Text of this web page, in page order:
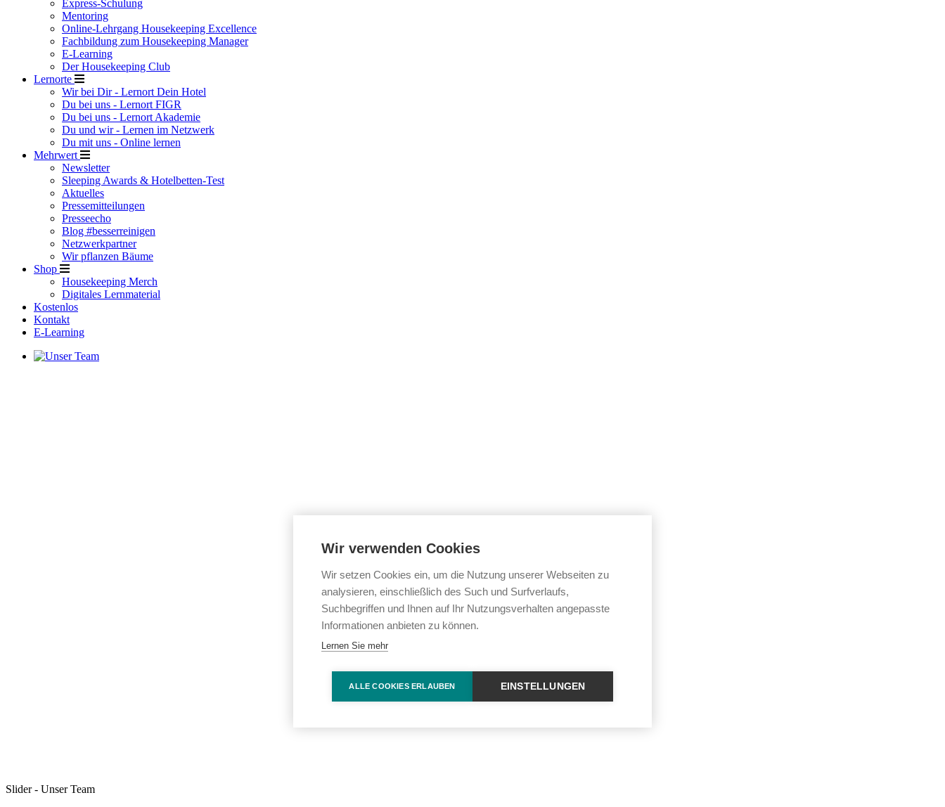
Express-Schulung
Mentoring
Online-Lehrgang Housekeeping Excellence
Fachbildung zum Housekeeping Manager
E-Learning
Der Housekeeping Club
Lernorte
Wir bei Dir - Lernort Dein Hotel
Du bei uns - Lernort FIGR
Du bei uns - Lernort Akademie
Du und wir - Lernen im Netzwerk
Du mit uns - Online lernen
Mehrwert
Newsletter
Sleeping Awards & Hotelbetten-Test
Aktuelles
Pressemitteilungen
Presseecho
Blog #besserreinigen
Netzwerkpartner
Wir pflanzen Bäume
Shop
Housekeeping Merch
Digitales Lernmaterial
Kostenlos
Kontakt
E-Learning
Slider - Unser Team
Wir verwenden Cookies
Wir setzen Cookies ein, um die Nutzung unserer Webseiten zu
analysieren, einschließlich des Such und Surfverlaufs,
Suchbegriffen und Ihnen auf Ihr Nutzungsverhalten angepasste
Informationen anbieten zu können.
Lernen Sie mehr
ALLE COOKIES ERLAUBEN EINSTELLUNGEN